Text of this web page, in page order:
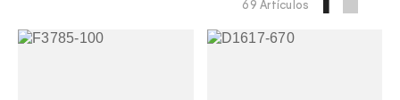
69 Artículos